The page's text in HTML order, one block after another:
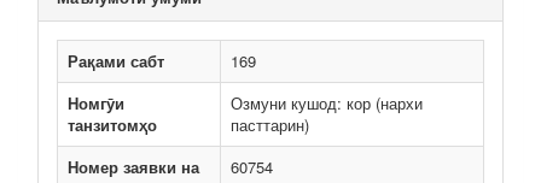
Рақами сабт
169
Номгӯи
танзитомҳо
Озмуни кушод: кор (нархи
пасттарин)
Номер заявки на
60754